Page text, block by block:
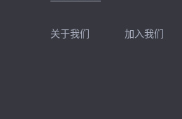
关于我们 加入我们
扫码加我直接扔简历